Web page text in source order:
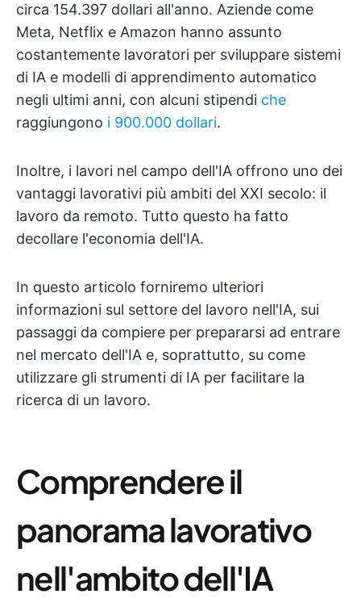
circa 154.397 dollari all'anno. Aziende come
Meta, Netflix e Amazon hanno assunto
costantemente lavoratori per sviluppare sistemi
di IA e modelli di apprendimento automatico
negli ultimi anni, con alcuni stipendi che
raggiungono i 900.000 dollari.
Inoltre, i lavori nel campo dell'IA offrono uno dei
vantaggi lavorativi più ambiti del XXI secolo: il
lavoro da remoto. Tutto questo ha fatto
decollare l'economia dell'IA.
In questo articolo forniremo ulteriori
informazioni sul settore del lavoro nell'IA, sui
passaggi da compiere per prepararsi ad entrare
nel mercato dell'IA e, soprattutto, su come
utilizzare gli strumenti di IA per facilitare la
ricerca di un lavoro.
Comprendere il
panorama lavorativo
nell'ambito dell'IA